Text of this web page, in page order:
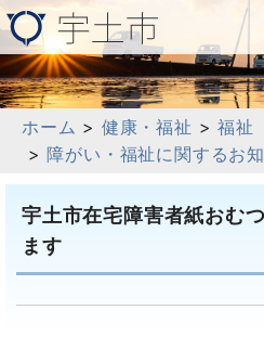
ホーム > 健康・福祉 >福祉
> 障がい・福祉に関するお
宇土市在宅障害者紙おむ
ます